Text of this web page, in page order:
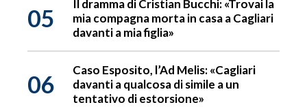
05
Il dramma di Cristian Bucchi: «Trovai la
mia compagna morta in casa a Cagliari
davanti a mia figlia»
06
Caso Esposito, l’Ad Melis: «Cagliari
davanti a qualcosa di simile a un
tentativo di estorsione»